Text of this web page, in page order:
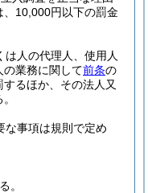
10,000円以下の罰金
人の代理人、使用人
業務に関して前条の
るほか、その法人又
な事項は規則で定め
。